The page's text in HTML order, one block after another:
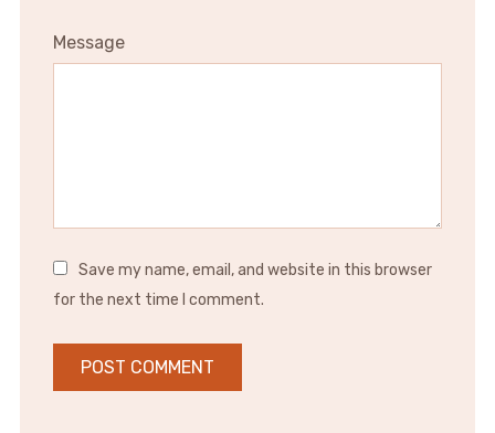
Message
Save my name, email, and website in this browser
for the next time I comment.